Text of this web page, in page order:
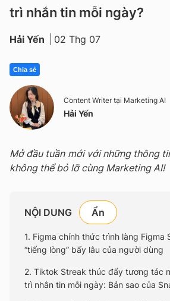
trì nhắn tin mỗi ngày?
Hải Yến 02 Thg 07
Chia sẻ
Content Writer tại Marketing AI
Hải Yến
Mở đầu tuần mới với những thông
không thể bỏ lỡ cùng Marketing AI!
NỘI DUNG
1. Figma chính thức trình làng Figma
“tiếng lòng” bấy lâu của người dùng
2. Tiktok Streak thúc đẩy tương tác
trì nhắn tin mỗi ngày: Bản sao của